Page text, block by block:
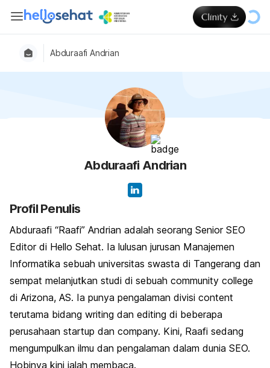
Abduraafi Andrian
Abduraafi Andrian
Profil Penulis
Abduraafi “Raafi” Andrian adalah seorang Senior SEO
Editor di Hello Sehat. Ia lulusan jurusan Manajemen
Informatika sebuah universitas swasta di Tangerang dan
sempat melanjutkan studi di sebuah community college
di Arizona, AS. Ia punya pengalaman divisi content
terutama bidang writing dan editing di beberapa
perusahaan startup dan company. Kini, Raafi sedang
mengumpulkan ilmu dan pengalaman dalam dunia SEO.
Hobinya kini ialah membaca.